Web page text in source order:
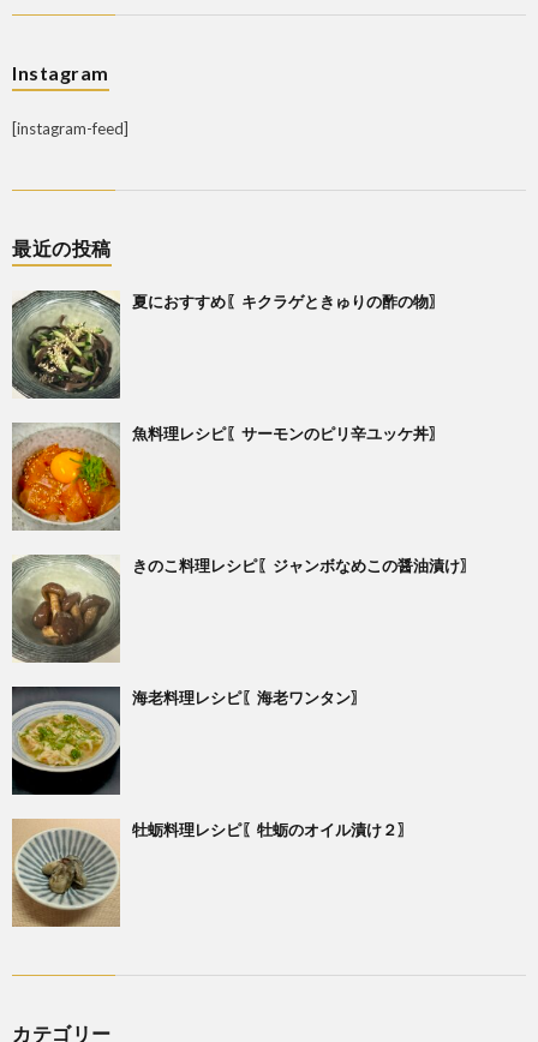
Instagram
[instagram-feed]
最近の投稿
夏におすすめ〖キクラゲときゅりの酢の物〗
魚料理レシピ〖サーモンのピリ辛ユッケ丼〗
きのこ料理レシピ〖ジャンボなめこの醤油漬け〗
海老料理レシピ〖海老ワンタン〗
牡蛎料理レシピ〖牡蛎のオイル漬け２〗
カテゴリー